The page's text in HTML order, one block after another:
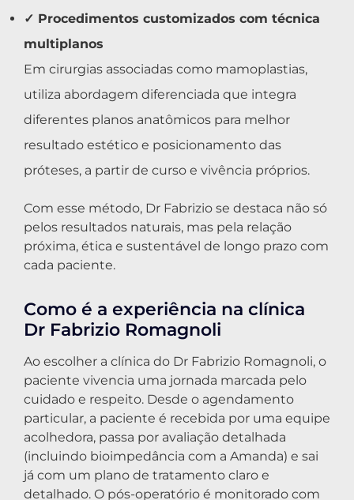
✓ Procedimentos customizados com técnica
multiplanos
Em cirurgias associadas como mamoplastias,
utiliza abordagem diferenciada que integra
diferentes planos anatômicos para melhor
resultado estético e posicionamento das
próteses, a partir de curso e vivência próprios.
Com esse método, Dr Fabrizio se destaca não só
pelos resultados naturais, mas pela relação
próxima, ética e sustentável de longo prazo com
cada paciente.
Como é a experiência na clínica
Dr Fabrizio Romagnoli
Ao escolher a clínica do Dr Fabrizio Romagnoli, o
paciente vivencia uma jornada marcada pelo
cuidado e respeito. Desde o agendamento
particular, a paciente é recebida por uma equipe
acolhedora, passa por avaliação detalhada
(incluindo bioimpedância com a Amanda) e sai
já com um plano de tratamento claro e
detalhado. O pós-operatório é monitorado com